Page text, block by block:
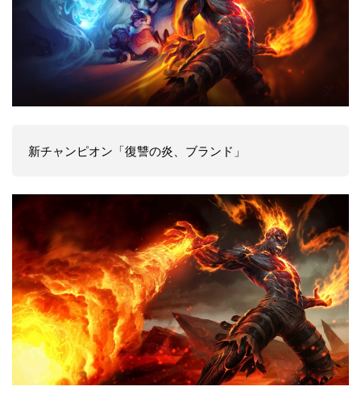
新チャンピオン「復讐の炎、ブランド」